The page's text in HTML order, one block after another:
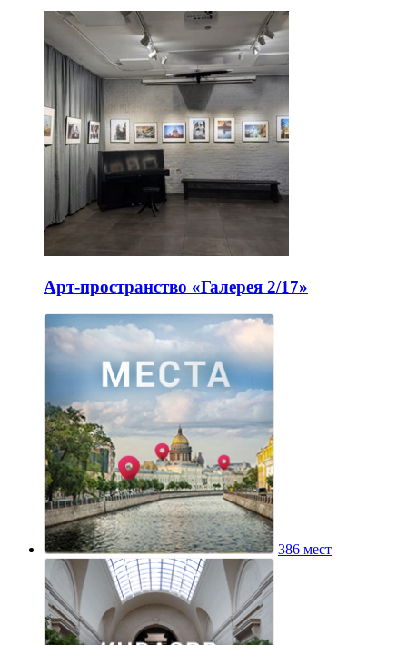
Арт-пространство «Галерея 2/17»
386 мест